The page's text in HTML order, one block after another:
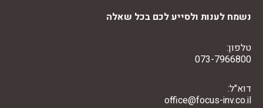
נשמח לענות ולסייע לכם בכל שאלה
טלפון:
073-7966800
דוא"ל:
office@focus-inv.co.il